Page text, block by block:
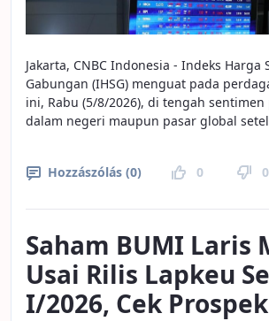
Jakarta, CNBC Indonesia - Indeks Harga
Gabungan (IHSG) menguat pada
ini, Rabu (5/8/2026), di tengah
dalam negeri maupun pasar global
Hozzászólás (0) 0 0
Saham BUMI Laris
Usai Rilis Lapkeu
I/2026, Cek